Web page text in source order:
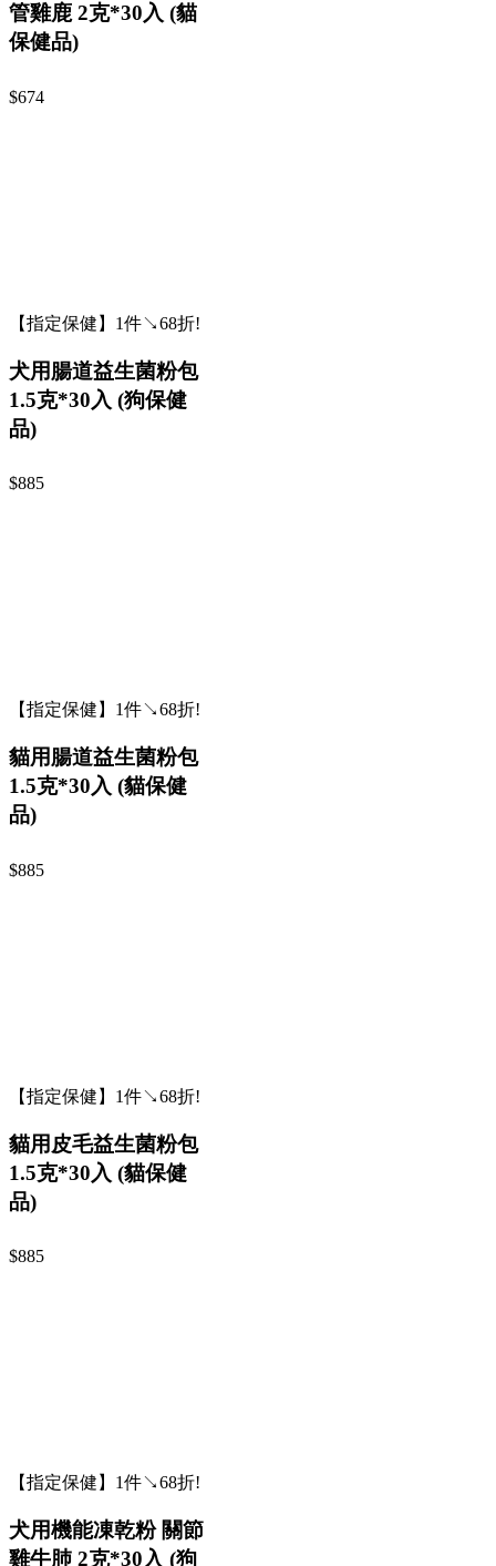
管雞鹿 2克*30入 (貓
保健品)
$674
【指定保健】1件↘68折!
犬用腸道益生菌粉包
1.5克*30入 (狗保健
品)
$885
【指定保健】1件↘68折!
貓用腸道益生菌粉包
1.5克*30入 (貓保健
品)
$885
【指定保健】1件↘68折!
貓用皮毛益生菌粉包
1.5克*30入 (貓保健
品)
$885
【指定保健】1件↘68折!
犬用機能凍乾粉 關節
雞牛肺 2克*30入 (狗